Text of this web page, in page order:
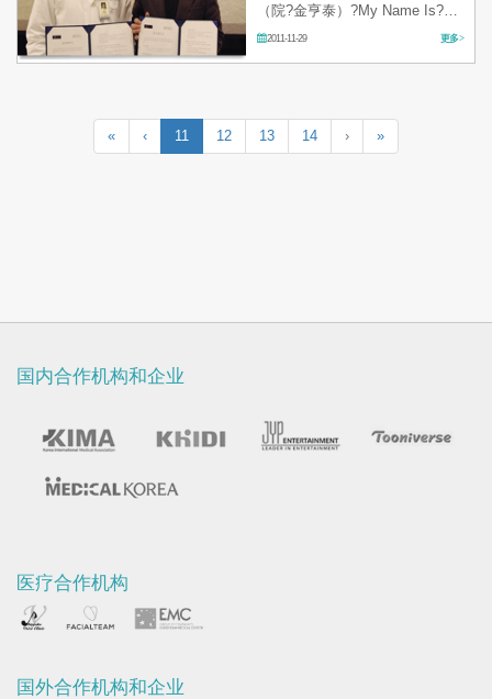
（院?金亨泰）?My Name Is??
有限公司?合?（MOU）。 通?本
持?健康的?音提供最?先的??
2011-11-29 更多 >
« ‹ 11 12 13 14 › »
国内合作机构和企业
医疗合作机构
国外合作机构和企业